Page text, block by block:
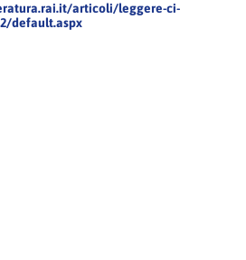
articoli/leggere-ci-
default.aspx